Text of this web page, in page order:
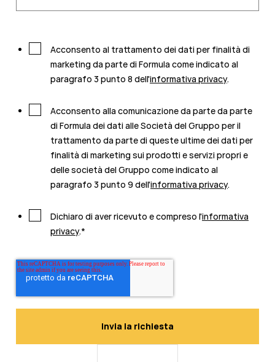
Acconsento al trattamento dei dati per finalità di
marketing da parte di Formula come indicato al
paragrafo 3 punto 8 dell'informativa privacy.
Acconsento alla comunicazione da parte da parte
di Formula dei dati alle Società del Gruppo per il
trattamento da parte di queste ultime dei dati per
finalità di marketing sui prodotti e servizi propri e
delle società del Gruppo come indicato al
paragrafo 3 punto 9 dell'informativa privacy.
Dichiaro di aver ricevuto e compreso l'informativa
privacy.*